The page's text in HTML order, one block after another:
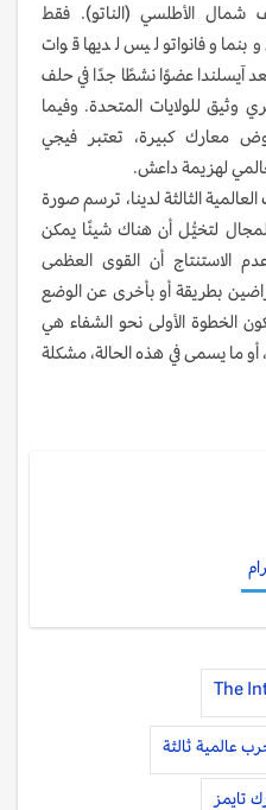
شمال الأطلسي (الناتو). فقط
وفانواتو ليس لديها قوات
آيسلندا عضوًا نشطًا جدًا في حلف
للولايات المتحدة. وفيما
معارك كبيرة، تعتبر فيجي
لهزيمة داعش.
الثالثة لدينا، ترسم صورة
لتخيُّل أن هناك شيئًا يمكن
الاستنتاج أن القوى العظمى
بطريقة أو بأخرى عن الوضع
الخطوة الأولى نحو الشفاء هي
أو ما يسمى في هذه الحالة، مشكلة
The
عالمية ثالثة
تايمز